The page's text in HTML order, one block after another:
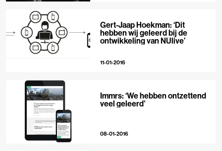
Gert-Jaap Hoekman: ‘Dit
hebben wij geleerd bij de
ontwikkeling van NUlive’
11-01-2016
Immrs: ‘We hebben ontzettend
veel geleerd’
08-01-2016